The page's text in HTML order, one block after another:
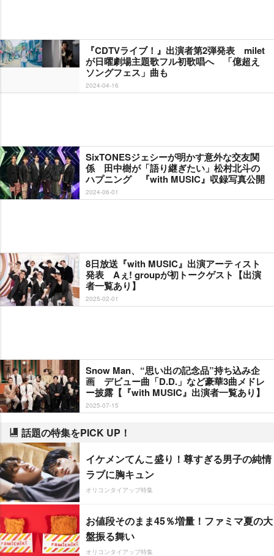
『CDTVライブ！』出演者第2弾発表 milet
が日曜劇場主題歌フル初歌唱へ 「億超え
ソングフェス」曲も
2024-04-16
SixTONESジェシーが明かす意外な交友関
係 田中樹が「語り継ぎたい」松村北斗の
ハプニング 『with MUSIC』収録写真公開
2024-06-01
8日放送『with MUSIC』出演アーティスト
発表 Aぇ! groupが初トークゲスト【出演
者一覧あり】
2025-02-01
Snow Man、“思い出の記念品”持ち込み企
画 デビュー曲「D.D.」など豪華3曲メドレ
ー披露【『with MUSIC』出演者一覧あり】
2025-07-15
話題の特集をPICK UP！
イケメンてんこ盛り！尊すぎる男子の純情
ラブに胸キュン
オリコンタイアップ特集
お値段そのまま45％増量！ファミマ夏の大
盤振る舞い
オリコンタイアップ特集